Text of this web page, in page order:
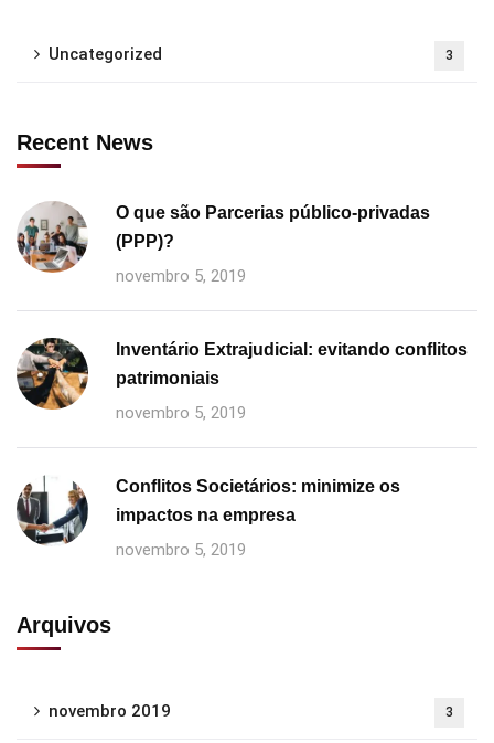
Uncategorized 3
Recent News
O que são Parcerias público-privadas
(PPP)?
novembro 5, 2019
Inventário Extrajudicial: evitando conflitos
patrimoniais
novembro 5, 2019
Conflitos Societários: minimize os
impactos na empresa
novembro 5, 2019
Arquivos
novembro 2019 3